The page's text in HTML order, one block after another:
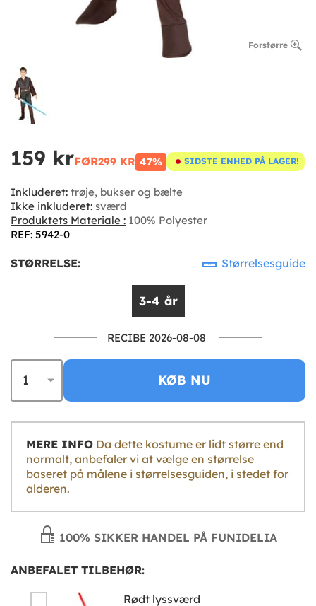
Forstørre
159 krFØR299 KR 47% SIDSTE ENHED PÅ LAGER!
Inkluderet: trøje, bukser og bælte
Ikke inkluderet: sværd
Produktets Materiale : 100% Polyester
REF: 5942-0
STØRRELSE: Størrelsesguide
3-4 år
RECIBE 2026-08-08
KØB NU
MERE INFO
normalt, anbefaler vi at vælge en størrelse
baseret på målene i størrelsesguiden, i stedet for
alderen.
100% SIKKER HANDEL PÅ FUNIDELIA
ANBEFALET TILBEHØR:
Rødt lyssværd